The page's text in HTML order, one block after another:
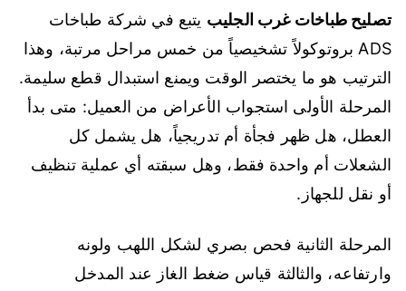
تصليح طباخات غرب الجليب يتبع في شركة طباخات
ADS بروتوكولاً تشخيصياً من خمس مراحل مرتبة، وهذا
الترتيب هو ما يختصر الوقت ويمنع استبدال قطع سليمة.
المرحلة الأولى استجواب الأعراض من العميل: متى بدأ
العطل، هل ظهر فجأة أم تدريجياً، هل يشمل كل
الشعلات أم واحدة فقط، وهل سبقته أي عملية تنظيف
أو نقل للجهاز.
المرحلة الثانية فحص بصري لشكل اللهب ولونه
وارتفاعه، والثالثة قياس ضغط الغاز عند المدخل